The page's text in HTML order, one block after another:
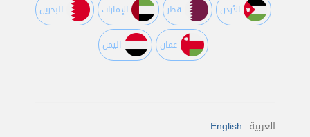
اﻷردن قطر اﻹمارات البحرين
عمان اليمن
العربية English